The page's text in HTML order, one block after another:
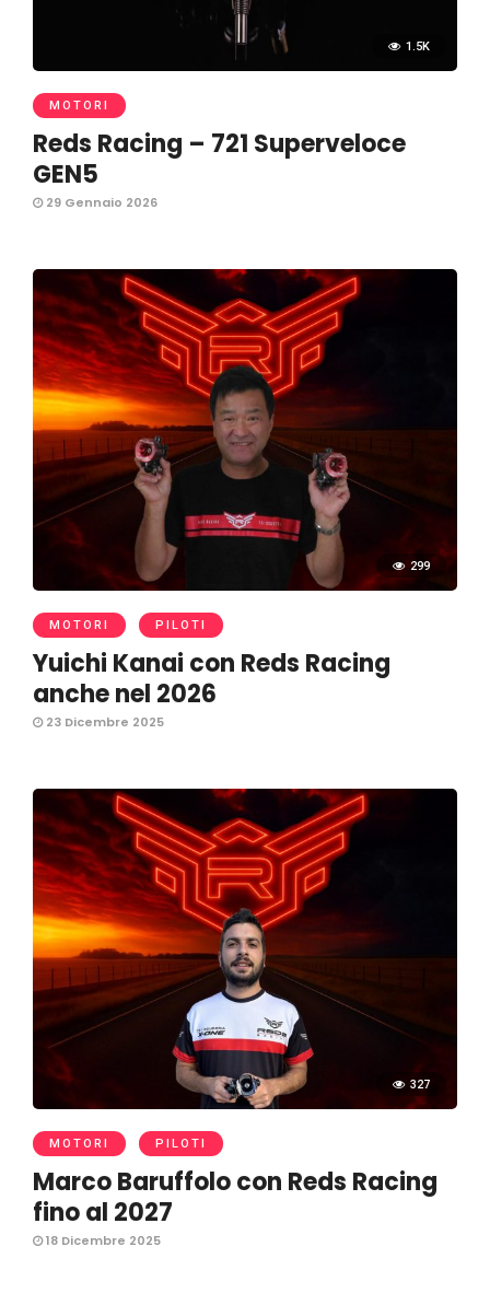
1.5K
MOTORI
Reds Racing – 721 Superveloce
GEN5
29 Gennaio 2026
299
MOTORI PILOTI
Yuichi Kanai con Reds Racing
anche nel 2026
23 Dicembre 2025
327
MOTORI PILOTI
Marco Baruffolo con Reds Racing
fino al 2027
18 Dicembre 2025